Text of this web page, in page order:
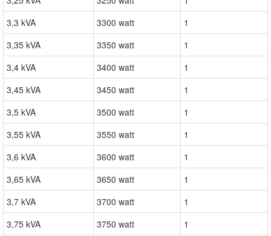
3,3 kVA
3300 watt
1
3,35 kVA
3350 watt
1
3,4 kVA
3400 watt
1
3,45 kVA
3450 watt
1
3,5 kVA
3500 watt
1
3,55 kVA
3550 watt
1
3,6 kVA
3600 watt
1
3,65 kVA
3650 watt
1
3,7 kVA
3700 watt
1
3,75 kVA
3750 watt
1